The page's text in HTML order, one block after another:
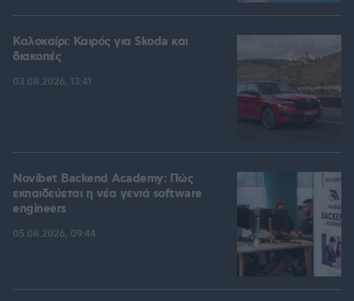
Καλοκαίρι: Καιρός για Skoda και
διακοπές
03.08.2026, 13:41
Novibet Backend Academy: Πώς
εκπαιδεύεται η νέα γενιά software
engineers
05.08.2026, 09:44